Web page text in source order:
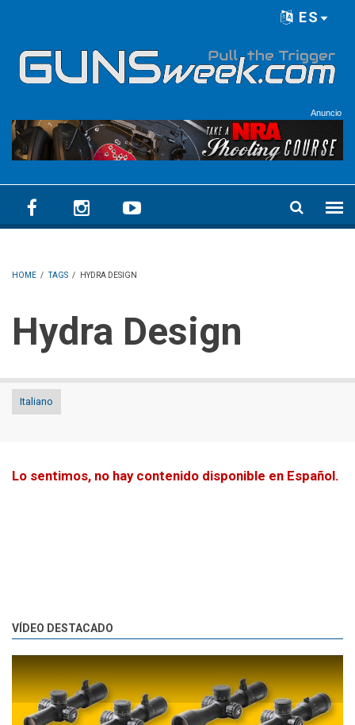
ES
Anuncio
HOME / TAGS / HYDRA DESIGN
Hydra Design
Italiano
Lo sentimos, no hay contenido disponible en Español.
VÍDEO DESTACADO